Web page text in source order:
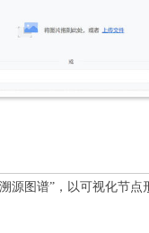
源图谱”，以可视化节